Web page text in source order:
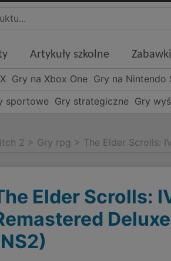
Artykuły szkolne Zabawki
Gry na Xbox One Gry na Nintendo
sportowe Gry strategiczne Gry
2 > Gry rpg > The Elder Scrolls:
Elder Scrolls: